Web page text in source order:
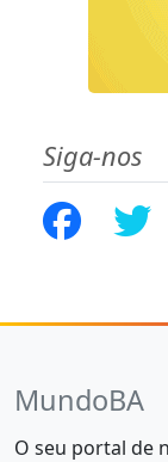
Siga-nos
MundoBA
O seu portal de